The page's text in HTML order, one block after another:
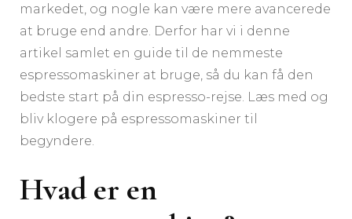
markedet, og nogle kan være mere avancerede
at bruge end andre. Derfor har vi i denne
artikel samlet en guide til de nemmeste
espressomaskiner at bruge, så du kan få den
bedste start på din espresso-rejse. Læs med og
bliv klogere på espressomaskiner til
begyndere.
Hvad er en